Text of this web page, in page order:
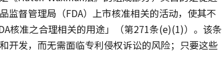
监督管理局（FDA）上市核准相关的活动，使其不
核准之合理相关的用途」（第271条(e)(1)）。该条
开发，而无需面临专利侵权诉讼的风险；只要这些